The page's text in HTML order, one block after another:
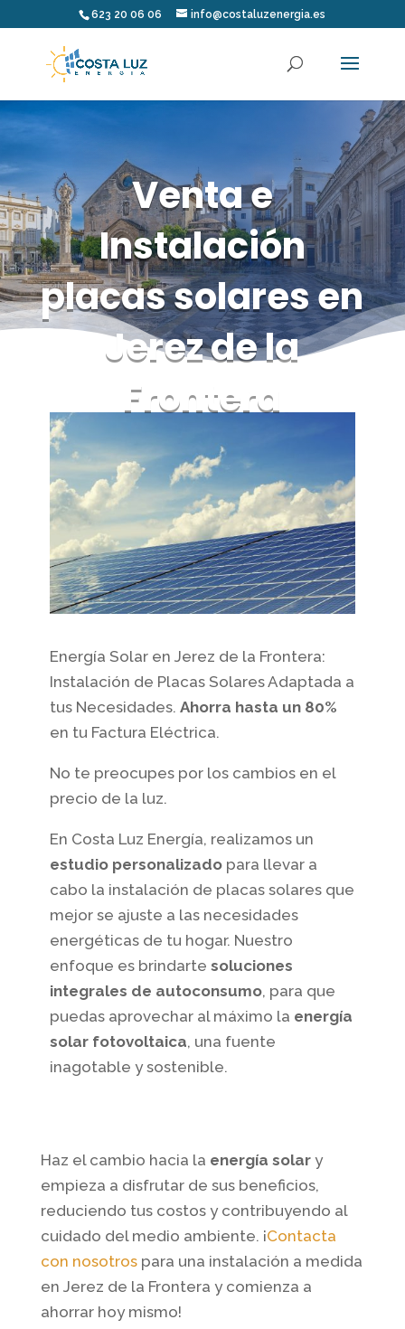
623 20 06 06 info@costaluzenergia.es
Venta e
Instalación
placas solares en
Jerez de la
Frontera
Energía Solar en Jerez de la Frontera:
Instalación de Placas Solares Adaptada a
tus Necesidades. Ahorra hasta un 80%
en tu Factura Eléctrica.
No te preocupes por los cambios en el
precio de la luz.
En Costa Luz Energía, realizamos un
estudio personalizadopara llevar a
cabo la instalación de placas solares que
mejor se ajuste a las necesidades
energéticas de tu hogar. Nuestro
enfoque es brindarte soluciones
integrales de autoconsumo, para que
puedas aprovechar al máximo la energía
solar fotovoltaica, una fuente
inagotable y sostenible.
Haz el cambio hacia la energía solary
empieza a disfrutar de sus beneficios,
reduciendo tus costos y contribuyendo al
cuidado del medio ambiente. ¡Contacta
con nosotrospara una instalación a medida
en Jerez de la Frontera y comienza a
ahorrar hoy mismo!